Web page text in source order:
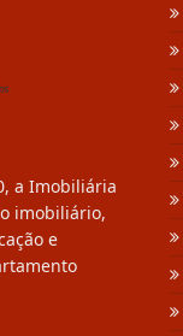
a Imobiliária
imobiliário,
e